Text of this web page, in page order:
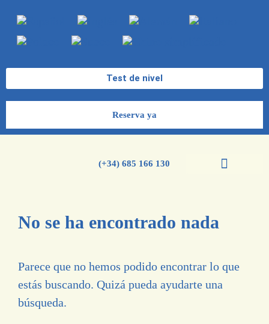
Test de nivel
Reserva ya
(+34) 685 166 130
No se ha encontrado nada
Parece que no hemos podido encontrar lo que
estás buscando. Quizá pueda ayudarte una
búsqueda.